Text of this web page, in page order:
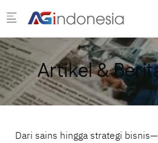
Artikel &
Dari sains hingga strategi